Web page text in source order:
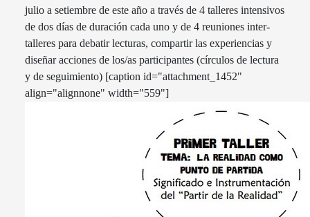
julio a setiembre de este año a través de 4 talleres intensivos
de dos días de duración cada uno y de 4 reuniones inter-
talleres para debatir lecturas, compartir las experiencias y
diseñar acciones de los/as participantes (círculos de lectura
y de seguimiento) [caption id="attachment_1452"
align="alignnone" width="559"]